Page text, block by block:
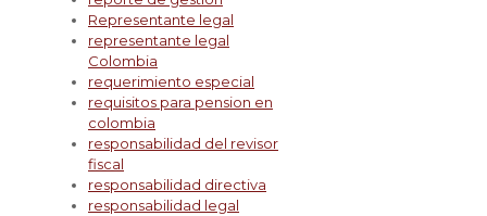
Representante legal
representante legal
Colombia
requerimiento especial
requisitos para pension en
colombia
responsabilidad del revisor
fiscal
responsabilidad directiva
responsabilidad legal